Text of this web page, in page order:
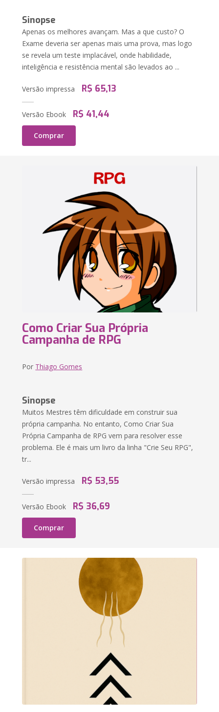
Sinopse
Apenas os melhores avançam. Mas a que custo? O
Exame deveria ser apenas mais uma prova, mas logo
se revela um teste implacável, onde habilidade,
inteligência e resistência mental são levados ao ...
Versão impressa R$ 65,13
Versão Ebook R$ 41,44
Comprar
Como Criar Sua Própria
Campanha de RPG
Por Thiago Gomes
Sinopse
Muitos Mestres têm dificuldade em construir sua
própria campanha. No entanto, Como Criar Sua
Própria Campanha de RPG vem para resolver esse
problema. Ele é mais um livro da linha "Crie Seu RPG",
tr...
Versão impressa R$ 53,55
Versão Ebook R$ 36,69
Comprar